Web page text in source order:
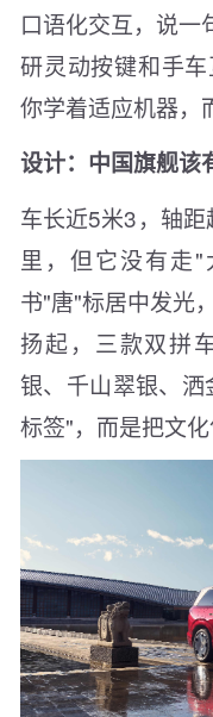
口语化交互，说一
研灵动按键和手
你学着适应机器，
设计：中国旗舰该
车长近5米3，轴
里，但它没有走
书"唐"标居中发光
扬起，三款双拼
银、千山翠银、
标签"，而是把文化